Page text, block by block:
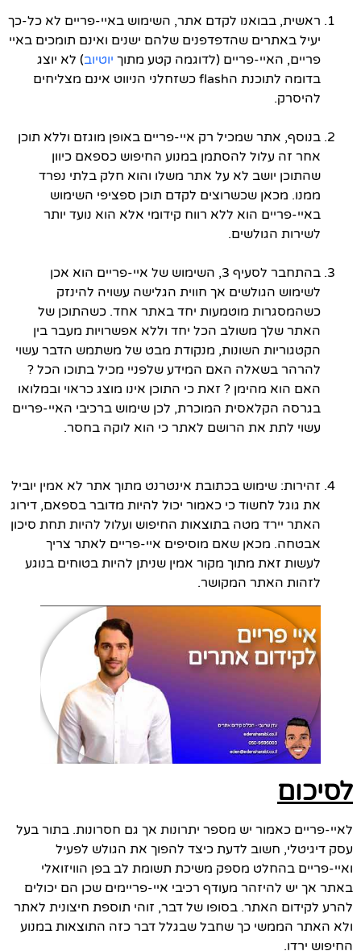
ראשית, בבואנו לקדם אתר, השימוש באיי-פריים לא כל-כך
יעיל באתרים שהדפדפנים שלהם ישנים ואינם תומכים באיי
פריים, האיי-פריים (לדוגמה קטע מתוך יוטיוב) לא יוצג
בדומה לתוכנת הflash כשזחלני הניווט אינם מצליחים
להיסרק.
בנוסף, אתר שמכיל רק איי-פריים באופן מוגזם וללא תוכן
אחר זה עלול להסתמן במנוע החיפוש כספאם כיוון
שהתוכן יושב לא על אתר משלו והוא חלק בלתי נפרד
ממנו. מכאן שכשרוצים לקדם תוכן ספציפי השימוש
באיי-פריים הוא ללא רווח קידומי אלא הוא נועד יותר
לשירות הגולשים.
בהתחבר לסעיף 3, השימוש של איי-פריים הוא אכן
לשימוש הגולשים אך חווית הגלישה עשויה להינזק
כשהמסגרות מוטמעות יחד באתר אחד. כשהתוכן של
האתר שלך משולב הכל יחד וללא אפשרויות מעבר בין
הקטגוריות השונות, מנקודת מבט של משתמש הדבר עשוי
להרהר בשאלה האם המידע שלפניי מכיל בתוכו הכל ?
האם הוא מהימן ? זאת כי התוכן אינו מוצג כראוי ובמלואו
בגרסה הקלאסית המוכרת, לכן שימוש ברכיבי האיי-פריים
עשוי לתת את הרושם לאתר כי הוא לוקה בחסר.
זהירות: שימוש בכתובת אינטרנט מתוך אתר לא אמין יוביל
את גוגל לחשוד כי כאמור יכול להיות מדובר בספאם, דירוג
האתר יירד מטה בתוצאות החיפוש ועלול להיות תחת סיכון
אבטחה. מכאן שאם מוסיפים איי-פריים לאתר צריך
לעשות זאת מתוך מקור אמין שניתן להיות בטוחים בנוגע
לזהות האתר המקושר.
לסיכום
לאיי-פריים כאמור יש מספר יתרונות אך גם חסרונות. בתור בעל
עסק דיגיטלי, חשוב לדעת כיצד להפוך את הגולש לפעיל
ואיי-פריים בהחלט מספק משיכת תשומת לב בפן הוויזואלי
באתר אך יש להיזהר מעודף רכיבי איי-פריימים שכן הם יכולים
להרע לקידום האתר. בסופו של דבר, זוהי תוספת חיצונית לאתר
ולא האתר הממשי כך שחבל שבגלל דבר כזה התוצאות במנוע
החיפוש ירדו.